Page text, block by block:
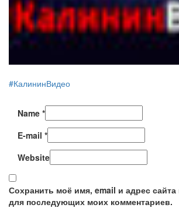
#КалининВидео
Name *
E-mail *
Website
Сохранить моё имя, email и адрес сайта
для последующих моих комментариев.